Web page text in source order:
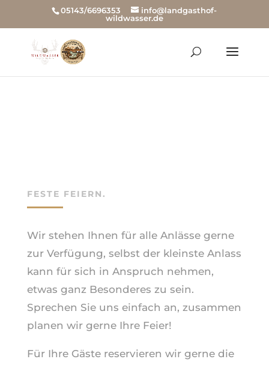
05143/6696353
info@landgasthof-
wildwasser.de
FESTE FEIERN.
Wir stehen Ihnen für alle Anlässe gerne
zur Verfügung, selbst der kleinste Anlass
kann für sich in Anspruch nehmen,
etwas ganz Besonderes zu sein.
Sprechen Sie uns einfach an, zusammen
planen wir gerne Ihre Feier!
Für Ihre Gäste reservieren wir gerne die